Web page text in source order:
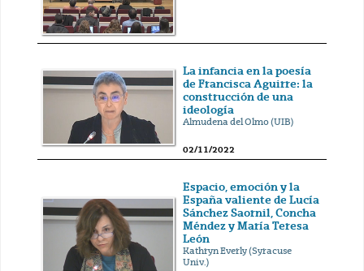
La infancia en la poesía
de Francisca Aguirre: la
construcción de una
ideología
Almudena del Olmo (UIB)
02/11/2022
Espacio, emoción y la
España valiente de Lucía
Sánchez Saornil, Concha
Méndez y María Teresa
León
Kathryn Everly (Syracuse
Univ.)